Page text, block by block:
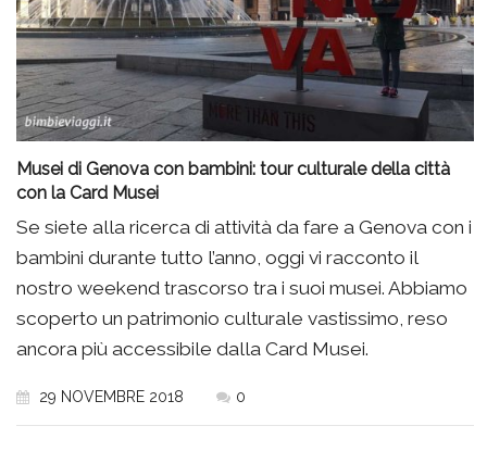
Musei di Genova con bambini: tour culturale della città
con la Card Musei
Se siete alla ricerca di attività da fare a Genova con i
bambini durante tutto l’anno, oggi vi racconto il
nostro weekend trascorso tra i suoi musei. Abbiamo
scoperto un patrimonio culturale vastissimo, reso
ancora più accessibile dalla Card Musei.
29 NOVEMBRE 2018 0